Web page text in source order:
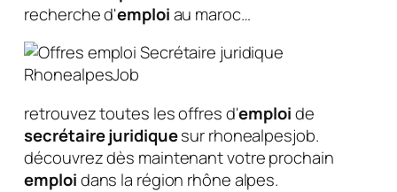
recherche d'emploiau maroc…
retrouvez toutes les offres d'emploide
secrétairejuridiquesur rhonealpesjob.
découvrez dès maintenant votre prochain
emploidans la région rhône alpes.